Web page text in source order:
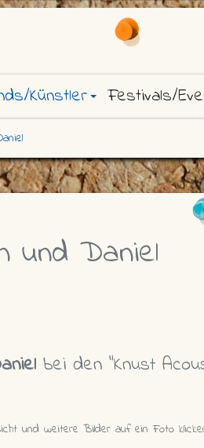
Künstler Festivals/
und Daniel
bei den "Knust
und weitere Bilder auf ein Foto